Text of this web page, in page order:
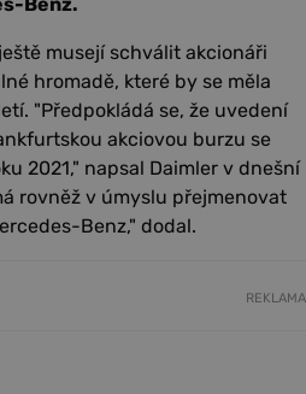
musejí schválit akcionáři
hromadě, které by se měla
"Předpokládá se, že uvedení
akciovou burzu se
2021," napsal Daimler v dnešní
rovněž v úmyslu přejmenovat
Benz," dodal.
REKLAMA